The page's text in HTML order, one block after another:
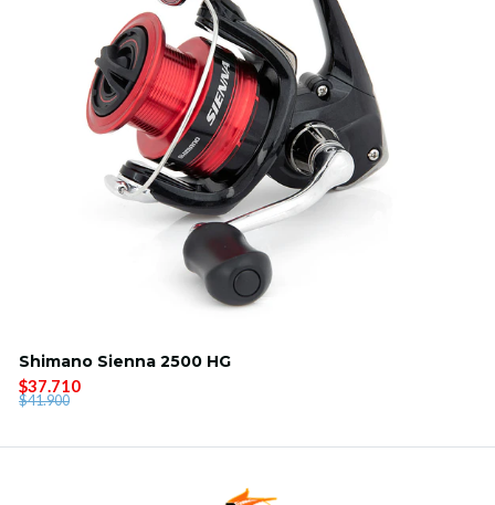
Shimano Sienna 2500 HG
$37.710
$41.900